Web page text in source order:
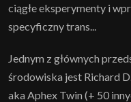
ciągłe eksperymenty i
specyficzny trans...
Jednym z głównych
środowiska jest Richard
aka Aphex Twin (+ 50